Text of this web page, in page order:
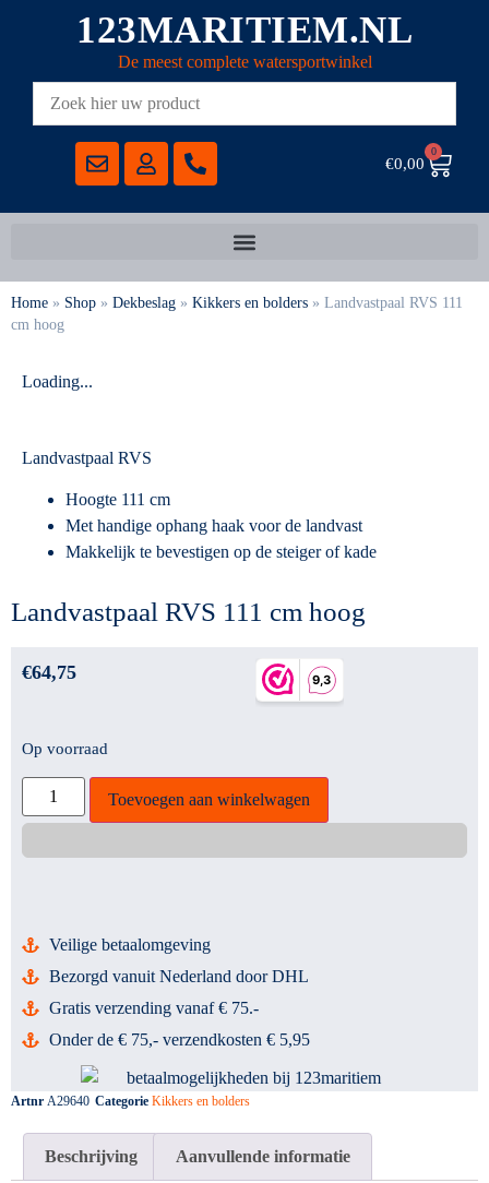
123MARITIEM.NL
De meest complete watersportwinkel
€0,00
0
Home » Shop » Dekbeslag » Kikkers en bolders » Landvastpaal RVS 111
cm hoog
Loading...
Landvastpaal RVS
Hoogte 111 cm
Met handige ophang haak voor de landvast
Makkelijk te bevestigen op de steiger of kade
Landvastpaal RVS 111 cm hoog
€64,75
Op voorraad
Toevoegen aan winkelwagen
Veilige betaalomgeving
Bezorgd vanuit Nederland door DHL
Gratis verzending vanaf € 75.-
Onder de € 75,- verzendkosten € 5,95
Artnr A29640 Categorie Kikkers en bolders
Beschrijving Aanvullende informatie